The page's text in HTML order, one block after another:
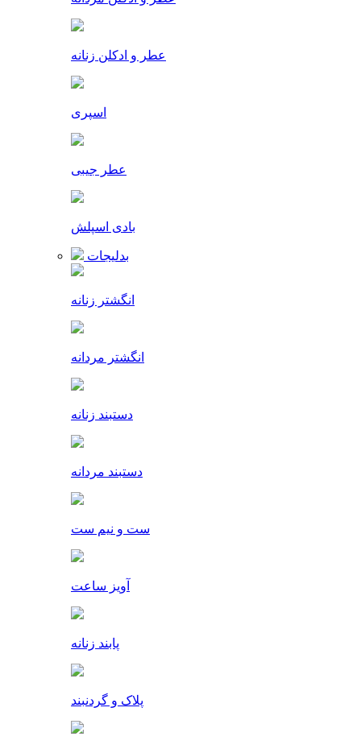
عطر و ادکلن زنانه
اسپری
عطر جیبی
بادی اسپلش
بدلیجات
انگشتر زنانه
انگشتر مردانه
دستبند زنانه
دستبند مردانه
ست و نیم ست
آویز ساعت
پابند زنانه
پلاک و گردنبند